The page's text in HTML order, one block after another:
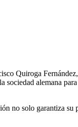
Quiroga
alemana
no solo garantiza su